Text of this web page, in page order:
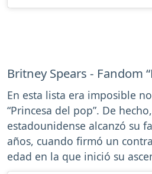
Britney Spears - Fandom
En esta lista era imposible
“Princesa del pop”. De
estadounidense alcanzó su
años, cuando firmó un
edad en la que inició su